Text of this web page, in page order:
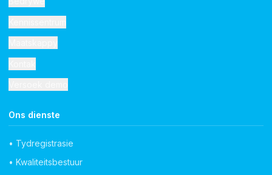
Ons dienste
• Tydregistrasie
• Kwaliteitsbestuur